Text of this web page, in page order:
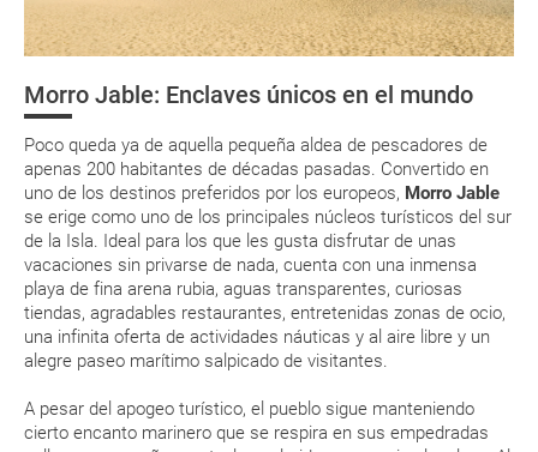
Morro Jable: Enclaves únicos en el mundo
Poco queda ya de aquella pequeña aldea de pescadores de
apenas 200 habitantes de décadas pasadas. Convertido en
uno de los destinos preferidos por los europeos, Morro Jable
se erige como uno de los principales núcleos turísticos del sur
de la Isla. Ideal para los que les gusta disfrutar de unas
vacaciones sin privarse de nada, cuenta con una inmensa
playa de fina arena rubia, aguas transparentes, curiosas
tiendas, agradables restaurantes, entretenidas zonas de ocio,
una infinita oferta de actividades náuticas y al aire libre y un
alegre paseo marítimo salpicado de visitantes.
A pesar del apogeo turístico, el pueblo sigue manteniendo
cierto encanto marinero que se respira en sus empedradas
Jable suele tener temperaturas muy estables,
estableciéndose un microclima con pocas precipitaciones y
diferencias mínimas de temperaturas. El clima,
permanentemente soleado, convierte su bello litoral en uno de
los lugares más adecuados para la recuperación de enfermos
reumáticos o dolencias similares.
¡Cuidado con el sol del mediodía! En los meses de verano,
no olvides aplicarte crema solar con protección alta
Para los escaladores y viajeros más activos,
Fuerteventura es un buen destino los doce meses del
año
En Morro Jable, el clima es muy suave templado y
moderado. No hay temporadas de frío intenso ni de calor
asfixiante
aire libre, viaja a Morro Jable en primavera
¿Cómo llegar?
¿Dónde alojarse?
Asistencia sanitaria
Respecto a las tarjetas de embarque, casi todas las compañías aéreas
tienen ya todos sus billetes electrónicos por lo que podrás obtenerlas
in por su web.
a que muchas de ellas exigen la presentación de la tarjeta de embarque
(que deberás realizar a través de su web) para que no te carguen un
suplemento extra en el mismo aeropuerto.
En caso de tener que enviarte la documentación de un paquete
vacacional (Caribe, circuitos, tours...) te enviaremos la documentación
de tu reserva alrededor de 10 días antes de salida, la cual deberás
imprimir y llevar contigo en el viaje.
Esta documentación te será requerida en el mostrador de la compañía
aérea a la hora de realizar el check-in el día de la salida.
MODIFICACIÓN ó CANCELACIÓN ¿Puedo anular o
modificar una reserva del viaje? ¿Qué gastos puede